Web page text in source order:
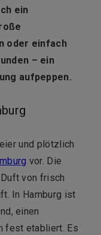
ein
oder einfach
– ein
aufpeppen.
und plötzlich
vor. Die
von frisch
In Hamburg ist
einen
fest etabliert. Es